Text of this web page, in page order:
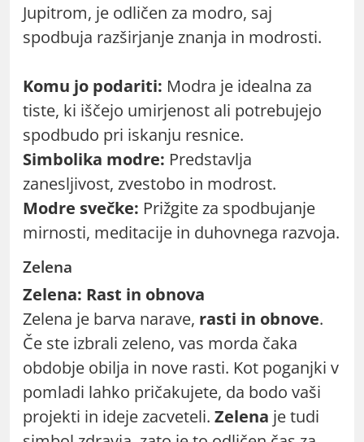
Jupitrom, je odličen za modro, saj
spodbuja razširjanje znanja in modrosti.
Komu jo podariti: Modra je idealna za
tiste, ki iščejo umirjenost ali potrebujejo
spodbudo pri iskanju resnice.
Simbolika modre: Predstavlja
zanesljivost, zvestobo in modrost.
Modre svečke: Prižgite za spodbujanje
mirnosti, meditacije in duhovnega razvoja.
Zelena
Zelena: Rast in obnova
Zelena je barva narave, rasti in obnove.
Če ste izbrali zeleno, vas morda čaka
obdobje obilja in nove rasti. Kot poganjki v
pomladi lahko pričakujete, da bodo vaši
projekti in ideje zacveteli. Zelena je tudi